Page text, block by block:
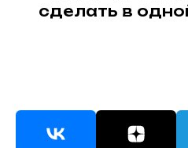
сделать в